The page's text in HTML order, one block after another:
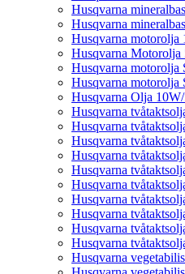
Husqvarna
Husqvarna
Husqvarna motorolja
Husqvarna Motorolja
Husqvarna motorolja
Husqvarna motorolja
Husqvarna Olja
Husqvarna
Husqvarna
Husqvarna
Husqvarna
Husqvarna
Husqvarna
Husqvarna
Husqvarna
Husqvarna
Husqvarna
Husqvarna